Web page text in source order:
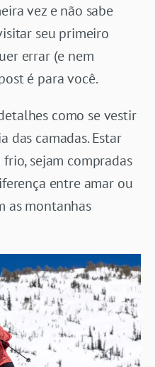
vez e não sabe
seu primeiro
errar (e nem
é para você.
como se vestir
das camadas. Estar
sejam compradas
entre amar ou
as montanhas